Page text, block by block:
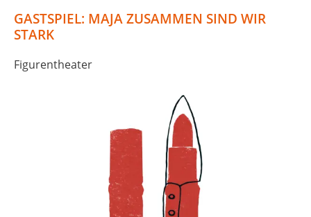
GASTSPIEL: MAJA ZUSAMMEN SIND WIR
STARK
Figurentheater